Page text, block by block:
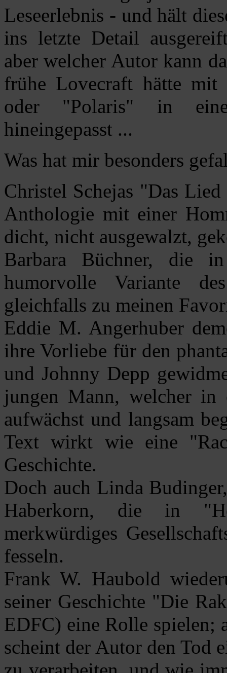
Leseerlebnis - und hält
ins letzte Detail
aber welcher Autor kann
frühe Lovecraft hätte
oder "Polaris" in eine
hineingepasst ...
Was hat mir besonders
Christel Schejas "Das
Anthologie mit einer
dicht, nicht ausgewalzt,
Barbara Büchner, die
humorvolle Variante
gleichfalls zu meinen
Eddie M. Angerhuber
ihre Vorliebe für den
und Johnny Depp
jungen Mann, welcher in
aufwächst und langsam
Text wirkt wie eine
Geschichte.
Doch auch Linda
Haberkorn, die in
merkwürdiges
fesseln.
Frank W. Haubold
seiner Geschichte "Die
EDFC) eine Rolle spielen;
scheint der Autor den Tod